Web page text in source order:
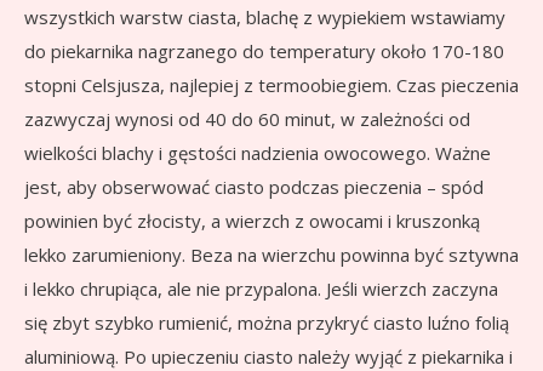
wszystkich warstw ciasta, blachę z wypiekiem wstawiamy
do piekarnika nagrzanego do temperatury około 170-180
stopni Celsjusza, najlepiej z termoobiegiem. Czas pieczenia
zazwyczaj wynosi od 40 do 60 minut, w zależności od
wielkości blachy i gęstości nadzienia owocowego. Ważne
jest, aby obserwować ciasto podczas pieczenia – spód
powinien być złocisty, a wierzch z owocami i kruszonką
lekko zarumieniony. Beza na wierzchu powinna być sztywna
i lekko chrupiąca, ale nie przypalona. Jeśli wierzch zaczyna
się zbyt szybko rumienić, można przykryć ciasto luźno folią
aluminiową. Po upieczeniu ciasto należy wyjąć z piekarnika i